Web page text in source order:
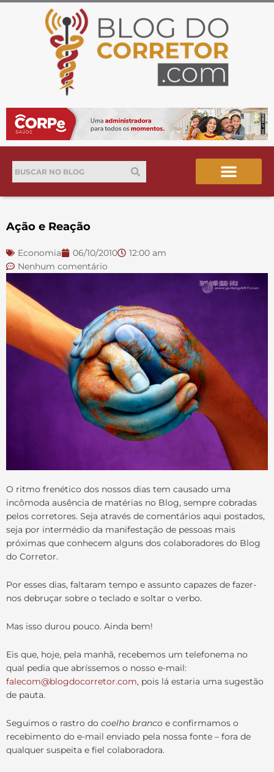
Ação e Reação
Economia 06/10/2010
12:00 am
Nenhum comentário
O ritmo frenético dos nossos dias tem causado uma
incômoda ausência de matérias no Blog, sempre cobradas
pelos corretores. Seja através de comentários aqui postados,
seja por intermédio da manifestação de pessoas mais
próximas que conhecem alguns dos colaboradores do Blog
do Corretor.
Por esses dias, faltaram tempo e assunto capazes de fazer-
nos debruçar sobre o teclado e soltar o verbo.
Mas isso durou pouco. Ainda bem!
Eis que, hoje, pela manhã, recebemos um telefonema no
qual pedia que abríssemos o nosso e-mail:
falecom@blogdocorretor.com, pois lá estaria uma sugestão
de pauta.
Seguimos o rastro do coelho branco e confirmamos o
recebimento do e-mail enviado pela nossa fonte – fora de
qualquer suspeita e fiel colaboradora.